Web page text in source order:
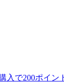
入で200ポイン